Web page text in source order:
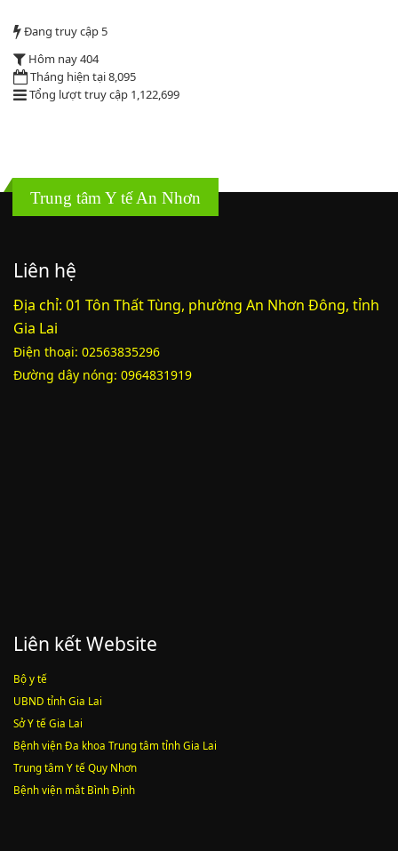
Quyết định phê duyệt danh mục vị trí việc làm
Lượt xem:3775 | lượt tải:1521
PL1-2164/UBND
PL2-2164/UBND
Lượt xem:2000 | lượt tải:1060
PL3-2164/UBND
Phụ lục 3 - Kèm theo quyết định số 2164
Lượt xem:2011 | lượt tải:1159
52/2019/QH14
Đang truy cập 5
Hôm nay404
Tháng hiện tại8,095
Tổng lượt truy cập 1,122,699
Trung tâm Y tế An Nhơn
Liên hệ
Địa chỉ: 01 Tôn Thất Tùng, phường An Nhơn Đông, tỉnh
Gia Lai
Điện thoại: 02563835296
Đường dây nóng: 0964831919
Liên kết Website
Bộ y tế
UBND tỉnh Gia Lai
Sở Y tế Gia Lai
Bệnh viện Đa khoa Trung tâm tỉnh Gia Lai
Trung tâm Y tế Quy Nhơn
Bệnh viện mắt Bình Định